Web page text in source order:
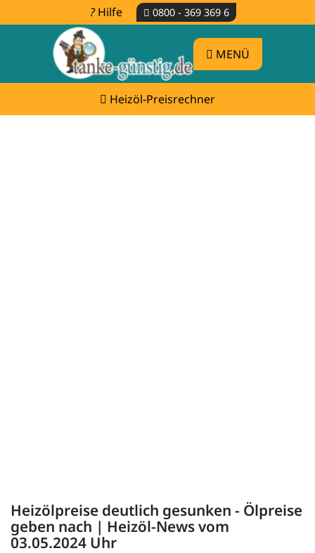
Hilfe 0800 - 369 369 6
MENÜ
Heizöl-Preisrechner
Heizölpreise deutlich gesunken - Ölpreise
geben nach | Heizöl-News vom
03.05.2024